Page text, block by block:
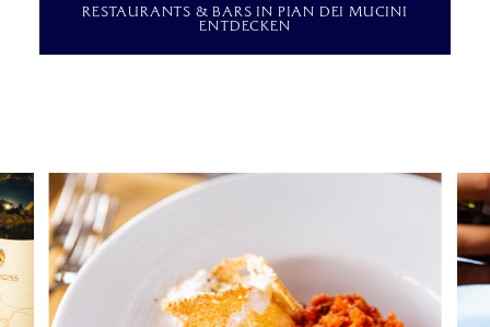
RESTAURANTS & BARS IN PIAN DEI MUCINI
ENTDECKEN